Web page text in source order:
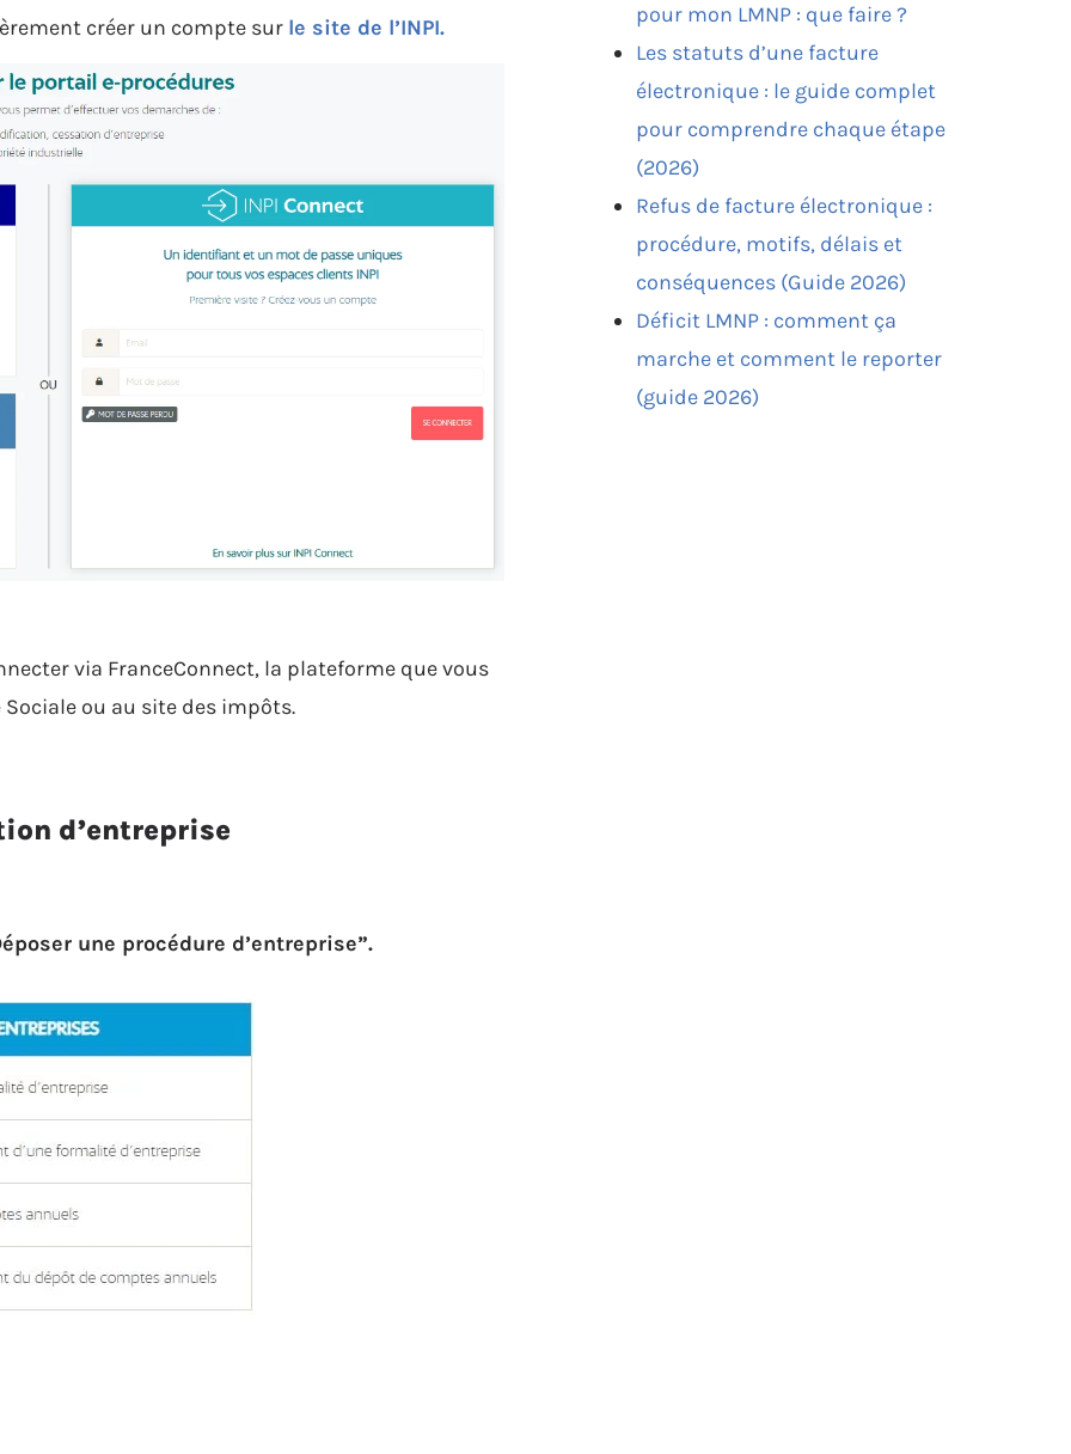
créer un compte sur le site de l’INPI.
via FranceConnect, la plateforme que vous
ou au site des impôts.
d’entreprise
une procédure d’entreprise”.
pour mon LMNP : que faire ?
Les statuts d’une facture
électronique : le guide complet
pour comprendre chaque étape
(2026)
Refus de facture électronique :
procédure, motifs, délais et
conséquences (Guide 2026)
Déficit LMNP : comment ça
marche et comment le reporter
(guide 2026)